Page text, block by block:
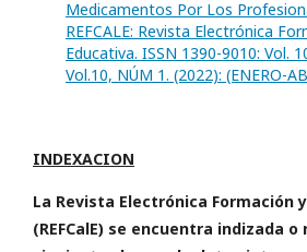
Medicamentos Por Los
REFCALE: Revista Electrónica
Educativa. ISSN 1390-9010: Vol.
Vol.10, NÚM 1. (2022): (ENERO-
INDEXACION
La Revista Electrónica Formación
(REFCalE) se encuentra indizada